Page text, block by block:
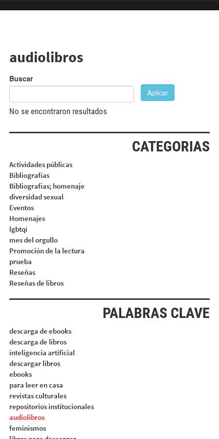
audiolibros
Buscar
Aplicar
No se encontraron resultados
CATEGORIAS
Actividades públicas
Bibliografías
Bibliografías; homenaje
diversidad sexual
Eventos
Homenajes
lgbtqi
mes del orgullo
Promoción de la lectura
prueba
Reseñas
Reseñas de libros
PALABRAS CLAVE
descarga de ebooks
descarga de libros
inteligencia artificial
descargar libros
ebooks
para leer en casa
revistas culturales
repositorios institucionales
audiolibros
feminismos